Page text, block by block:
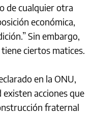
de cualquier otra
económica,
Sin embargo,
ciertos matices.
en la ONU,
acciones que
fraternal